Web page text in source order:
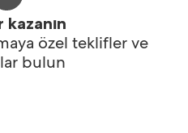
özel teklifler ve
bulun